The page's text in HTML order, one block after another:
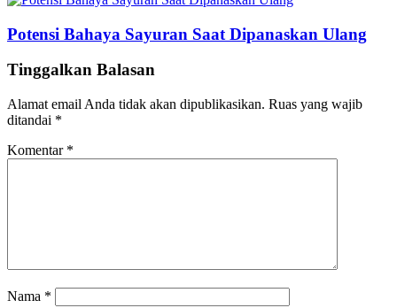
Potensi Bahaya Sayuran Saat Dipanaskan Ulang
Tinggalkan Balasan
Alamat email Anda tidak akan dipublikasikan. Ruas yang wajib
ditandai *
Komentar *
Nama *